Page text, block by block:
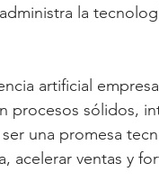
la
artificial
procesos sólidos,
una promesa
acelerar ventas y